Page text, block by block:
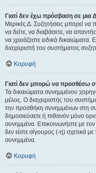
Γιατί δεν έχω πρόσβαση σε μια
Μερικές Δ. Συζητήσεις μπορεί να
να δείτε, να διαβάσετε, να
να χρειάζεστε ειδικά
διαχειριστή του συστήματος
Κορυφή
Γιατί δεν μπορώ να προσθέσω
Τα δικαιώματα συνημμένου
μέλος. Ο διαχειριστής του
την προσθήκη συνημμένων στη
δημοσιεύσετε ή πιθανόν μόνο
συνημμένα. Επικοινωνήστε με
δεν είστε σίγουρος (-η) σχετικά
συνημμένα.
Κορυφή